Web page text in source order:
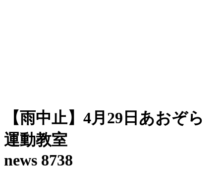
【雨中止】4月29日あおぞら
運動教室
news 8738